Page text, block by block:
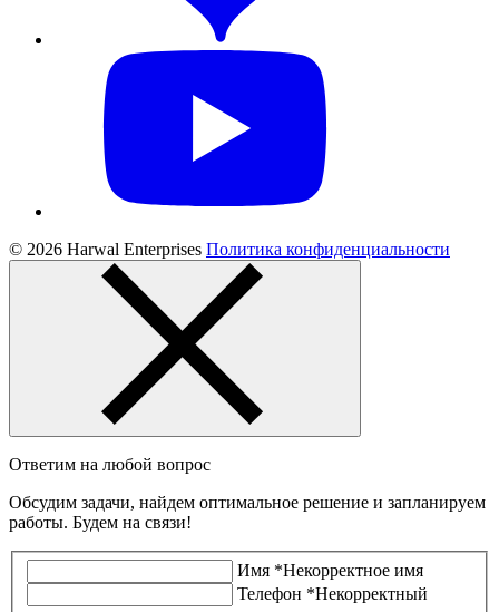
© 2026 Harwal Enterprises Политика конфиденциальности
Ответим на любой вопрос
Обсудим задачи, найдем оптимальное решение и запланируем
работы. Будем на связи!
Имя *Некорректное имя
Телефон *Некорректный